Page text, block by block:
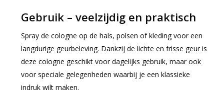
Gebruik – veelzijdig en praktisch
Spray de cologne op de hals, polsen of kleding voor een
langdurige geurbeleving. Dankzij de lichte en frisse geur is
deze cologne geschikt voor dagelijks gebruik, maar ook
voor speciale gelegenheden waarbij je een klassieke
indruk wilt maken.